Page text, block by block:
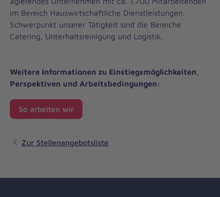
im Bereich Hauswirtschaftliche Dienstleistungen.
Schwerpunkt unserer Tätigkeit sind die Bereiche
Catering, Unterhaltsreinigung und Logistik.
Weitere Informationen zu Einstiegsmöglichkeiten,
Perspektiven und Arbeitsbedingungen:
So arbeiten wir
Zur Stellenangebotsliste